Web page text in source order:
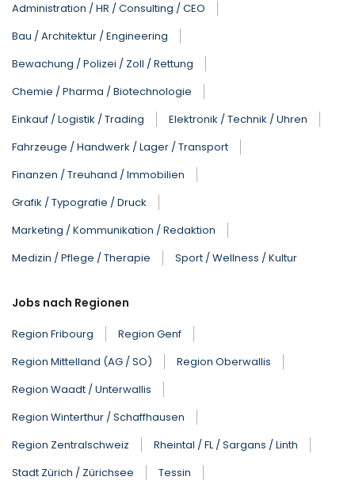
Administration / HR / Consulting / CEO
Bau / Architektur / Engineering
Bewachung / Polizei / Zoll / Rettung
Chemie / Pharma / Biotechnologie
Einkauf / Logistik / Trading
Elektronik / Technik / Uhren
Fahrzeuge / Handwerk / Lager / Transport
Finanzen / Treuhand / Immobilien
Grafik / Typografie / Druck
Marketing / Kommunikation / Redaktion
Medizin / Pflege / Therapie
Sport / Wellness / Kultur
Jobs nach Regionen
Region Fribourg
Region Genf
Region Mittelland (AG / SO)
Region Oberwallis
Region Waadt / Unterwallis
Region Winterthur / Schaffhausen
Region Zentralschweiz
Rheintal / FL / Sargans / Linth
Stadt Zürich / Zürichsee
Tessin